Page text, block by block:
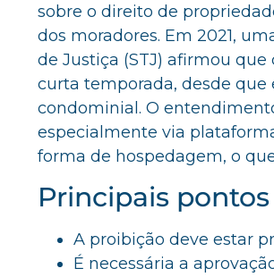
sobre o direito de
dos moradores. Em 2021,
de Justiça (STJ) afirmou
curta temporada, desde que
condominial. O
especialmente via
forma de hospedagem, o
Principais
A proibição deve estar
É necessária a